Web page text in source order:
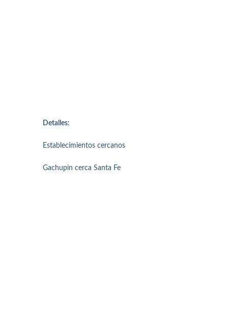
Detalles:
Establecimientos cercanos
Gachupin cerca Santa Fe